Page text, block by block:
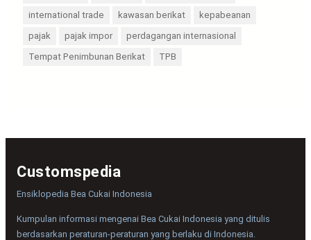
international trade
kawasan berikat
kepabeanan
pajak
pajak impor
perdagangan internasional
Tempat Penimbunan Berikat
TPB
Customspedia
Ensiklopedia Bea Cukai Indonesia
Kumpulan informasi mengenai Bea Cukai Indonesia yang ditulis
berdasarkan peraturan-peraturan yang berlaku di Indonesia.